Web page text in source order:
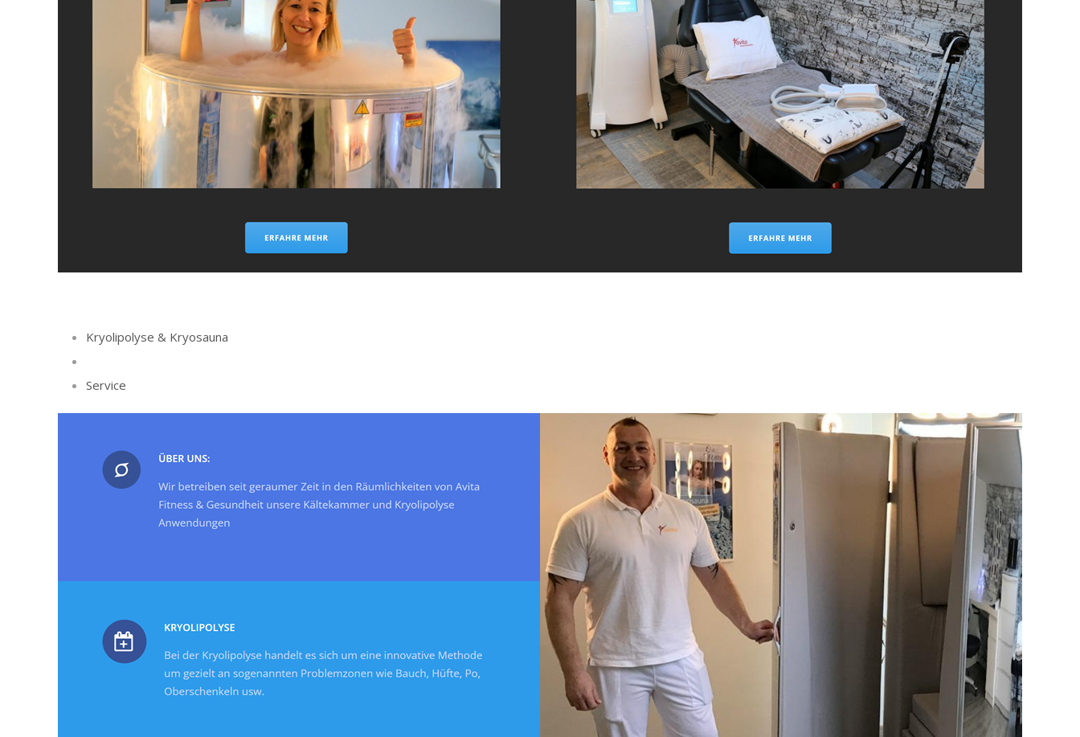
Kryolipolyse & Kryosauna
Service